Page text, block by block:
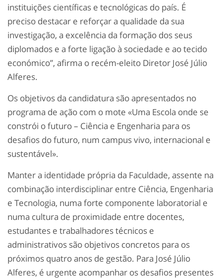
instituições científicas e tecnológicas do país. É
preciso destacar e reforçar a qualidade da sua
investigação, a excelência da formação dos seus
diplomados e a forte ligação à sociedade e ao tecido
económico”, afirma o recém-eleito Diretor José Júlio
Alferes.
Os objetivos da candidatura são apresentados no
programa de ação com o mote «Uma Escola onde se
constrói o futuro – Ciência e Engenharia para os
desafios do futuro, num campus vivo, internacional e
sustentável».
Manter a identidade própria da Faculdade, assente na
combinação interdisciplinar entre Ciência, Engenharia
e Tecnologia, numa forte componente laboratorial e
numa cultura de proximidade entre docentes,
estudantes e trabalhadores técnicos e
administrativos são objetivos concretos para os
próximos quatro anos de gestão. Para José Júlio
Alferes, é urgente acompanhar os desafios presentes